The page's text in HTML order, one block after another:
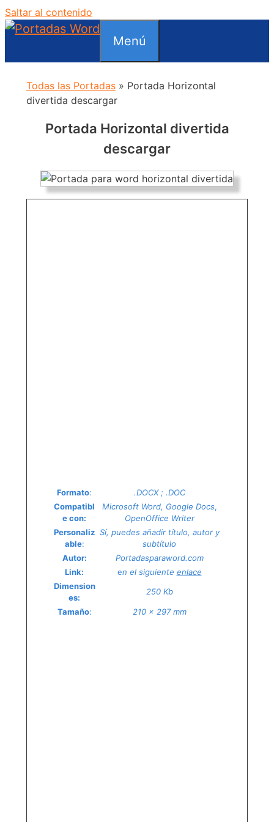
Saltar al contenido
Menú
Todas las Portadas » Portada Horizontal
divertida descargar
Portada Horizontal divertida
descargar
Formato:
.DOCX ; .DOC
Compatibl
e con:
Microsoft Word, Google Docs,
OpenOffice Writer
Personaliz
able:
Sí, puedes añadir título, autor y
subtítulo
Autor:
Portadasparaword.com
Link: en el siguiente enlace
Dimension
es:
250 Kb
Tamaño: 210 x 297 mm